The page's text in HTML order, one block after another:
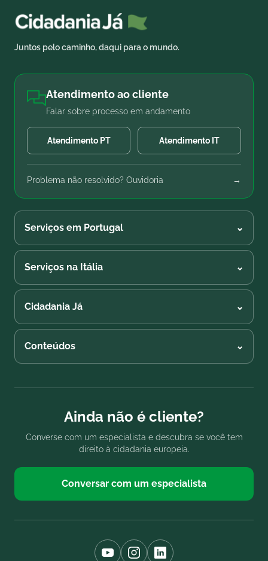
Juntos pelo caminho, daqui para o mundo.
Atendimento ao cliente
Falar sobre processo em andamento
Atendimento PT Atendimento IT
Problema não resolvido? Ouvidoria →
Serviços em Portugal ⌄
Serviços na Itália ⌄
Cidadania Já ⌄
Conteúdos ⌄
Ainda não é cliente?
Converse com um especialista e descubra se você tem
direito à cidadania europeia.
Conversar com um especialista